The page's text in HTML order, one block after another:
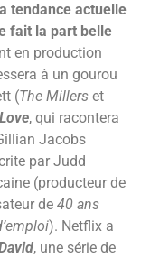
tendance actuelle
fait la part belle
en production
à un gourou
(The Millers et
Love, qui racontera
Jacobs
par Judd
(producteur de
de 40 ans
). Netflix a
, une série de